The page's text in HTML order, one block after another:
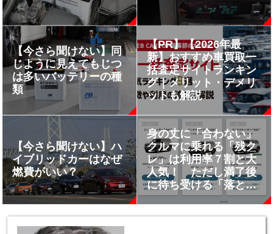
【今さら聞けない】同
じように見えてもじつ
は多いバッテリーの種
類
【PR】【2026年最
新】おすすめ車買取一
括査定サイトランキン
グ｜メリット・デメリ
ットも解説
【今さら聞けない】ハ
イブリッドカーはなぜ
燃費がいい？
身の丈に「合わない」
クルマに乗れる「残ク
レ」は利用率７割と大
人気！ ただし満了後
に待ち受ける「落とし
穴」を経験者が語る